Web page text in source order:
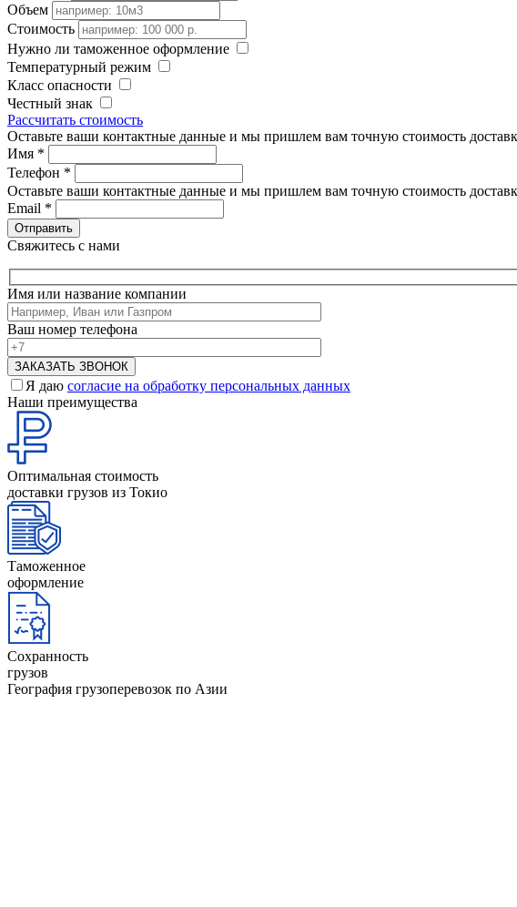
Объем
Стоимость
Нужно ли таможенное оформление
Температурный режим
Класс опасности
Честный знак
Рассчитать стоимость
Оставьте ваши контактные данные и мы пришлем вам точную стоимость
Имя *
Телефон *
Оставьте ваши контактные данные и мы пришлем вам точную стоимость
Email *
Свяжитесь с нами
Имя или название компании
Ваш номер телефона
Я даю согласие на обработку персональных данных
Наши преимущества
Оптимальная стоимость
доставки грузов из Токио
Таможенное
оформление
Сохранность
грузов
География грузоперевозок по Азии